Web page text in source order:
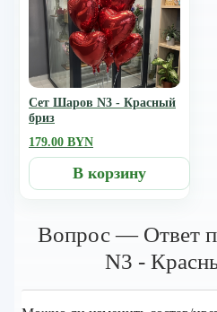
Сет Шаров N3 - Красный
бриз
179.00 BYN
В корзину
Вопрос — Ответ
N3 -